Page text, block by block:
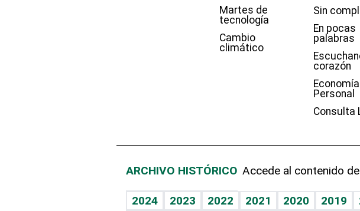
Martes de
tecnología
Cambio
climático
Sin
En pocas
palabras
corazón
Economía
Personal
Consulta
ARCHIVO HISTÓRICO Accede al contenido
2024 2023 2022 2021 2020 2019